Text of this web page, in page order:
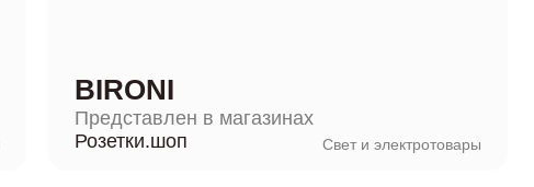
BIRONI
Представлен в магазинах
Розетки.шоп
Свет и электротовары